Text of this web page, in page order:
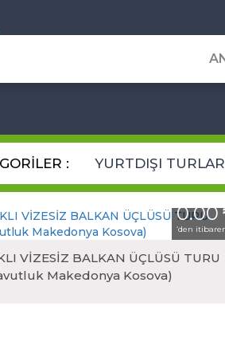
Haftasonu Turları
Günübirlik Turlar
Gap Turları
İstanbul Turları
: YURTDIŞI
0.00
‘den
VİZESİZ BALKAN ÜÇLÜSÜ TURU
Makedonya Kosova)